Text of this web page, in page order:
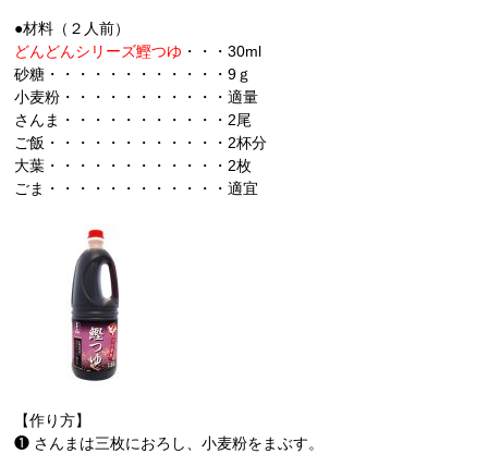
●材料（２人前）
どんどんシリーズ鰹つゆ ・・・30ml
砂糖・・・・・・・・・・・・9ｇ
小麦粉・・・・・・・・・・・適量
さんま・・・・・・・・・・・2尾
ご飯・・・・・・・・・・・・2杯分
大葉・・・・・・・・・・・・2枚
ごま・・・・・・・・・・・・適宜
【作り方】
❶ さんまは三枚におろし、小麦粉をまぶす。